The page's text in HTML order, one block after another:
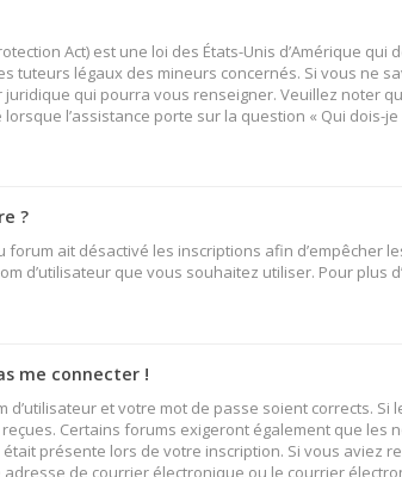
Act) est une loi des États-Unis d’Amérique
tuteurs légaux des mineurs concernés. Si vous ne
qui pourra vous renseigner. Veuillez noter
l’assistance porte sur la question « Qui dois-
?
forum ait désactivé les inscriptions afin
d’utilisateur que vous souhaitez utiliser. Pour
me connecter !
et votre mot de passe soient corrects.
Certains forums exigeront également que
présente lors de votre inscription. Si vous aviez
de courrier électronique ou le courrier